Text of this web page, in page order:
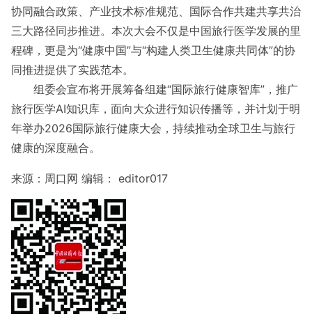
协同融合政策、产业技术标准规范、国际合作共建共享共治
三大路径同步推进。本次大会不仅是中国旅行医学发展的里
程碑，更是为“健康中国”与“构建人类卫生健康共同体”的协
同推进提供了实践范本。
组委会宣布将开展筹备组建“国际旅行健康智库”，推广
旅行医学AI知识库，面向大众进行知识传播等，并计划于明
年举办2026国际旅行健康大会，持续推动全球卫生与旅行
健康的深度融合。
来源：周口网 编辑： editor017